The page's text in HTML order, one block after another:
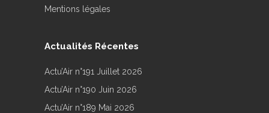
Mentions légales
Actualités Récentes
Actu’Air n°191 Juillet 2026
Actu’Air n°190 Juin 2026
Actu’Air n°189 Mai 2026